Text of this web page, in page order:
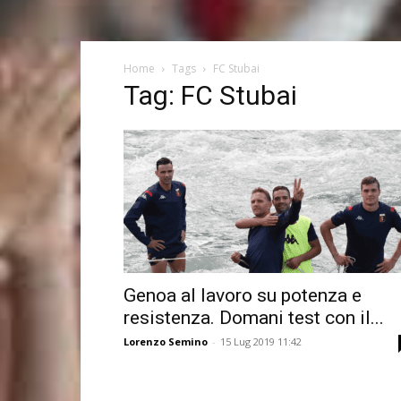
Home Tags FC Stubai
Tag: FC Stubai
Genoa al lavoro su potenza e
resistenza. Domani test con il...
Lorenzo Semino - 15 Lug 2019 11:42